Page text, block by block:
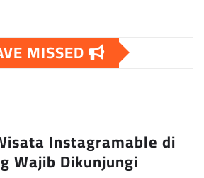
MISSED
Instagramable di
Wajib Dikunjungi